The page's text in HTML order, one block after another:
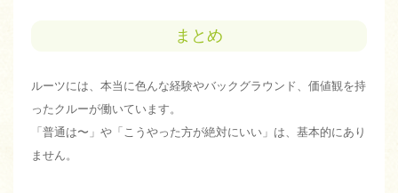
まとめ
ルーツには、本当に色んな経験やバックグラウンド、価値観を持
ったクルーが働いています。
「普通は〜」や「こうやった方が絶対にいい」は、基本的にあり
ません。